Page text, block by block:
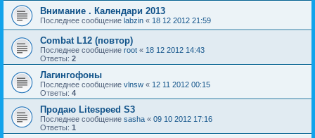
Внимание . Календари 2013
Последнее сообщение labzin « 18 12 2012 21:59
Combat L12 (повтор)
Последнее сообщение root « 18 12 2012 14:43
Ответы: 2
Лагингофоны
Последнее сообщение vlnsw « 12 11 2012 00:15
Ответы: 4
Продаю Litespeed S3
Последнее сообщение sasha « 09 10 2012 17:16
Ответы: 1